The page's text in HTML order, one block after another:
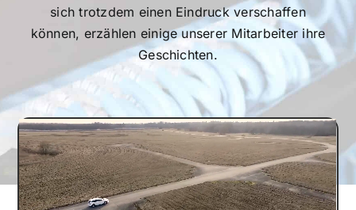
sich trotzdem einen Eindruck verschaffen
können, erzählen einige unserer Mitarbeiter ihre
Geschichten.